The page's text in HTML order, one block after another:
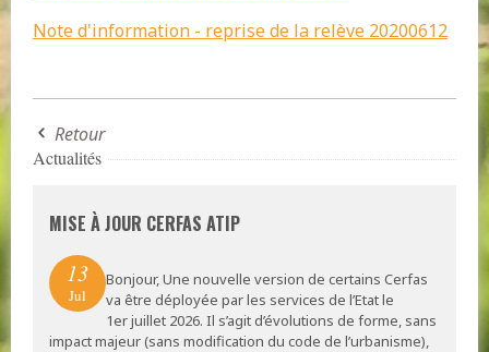
Note d'information - reprise de la relève 20200612
Retour
Actualités
MISE À JOUR CERFAS ATIP
13
Jul
Bonjour, Une nouvelle version de certains Cerfas
va être déployée par les services de l’Etat le
1er juillet 2026. Il s’agit d’évolutions de forme, sans
impact majeur (sans modification du code de l’urbanisme),